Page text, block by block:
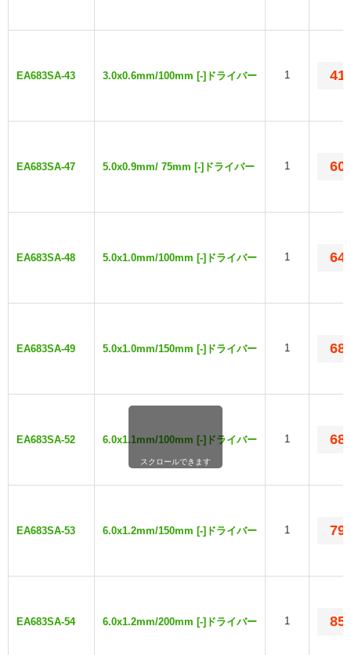
EA683SA-43 3.0x0.6mm/100mm [-]ドライバー 1
EA683SA-47 5.0x0.9mm/ 75mm [-]ドライバー 1
EA683SA-48 5.0x1.0mm/100mm [-]ドライバー 1
EA683SA-49 5.0x1.0mm/150mm [-]ドライバー 1
EA683SA-52 6.0x1.1mm/100mm [-]ドライバー 1
EA683SA-53 6.0x1.2mm/150mm [-]ドライバー 1
EA683SA-54 6.0x1.2mm/200mm [-]ドライバー 1
スクロールできます